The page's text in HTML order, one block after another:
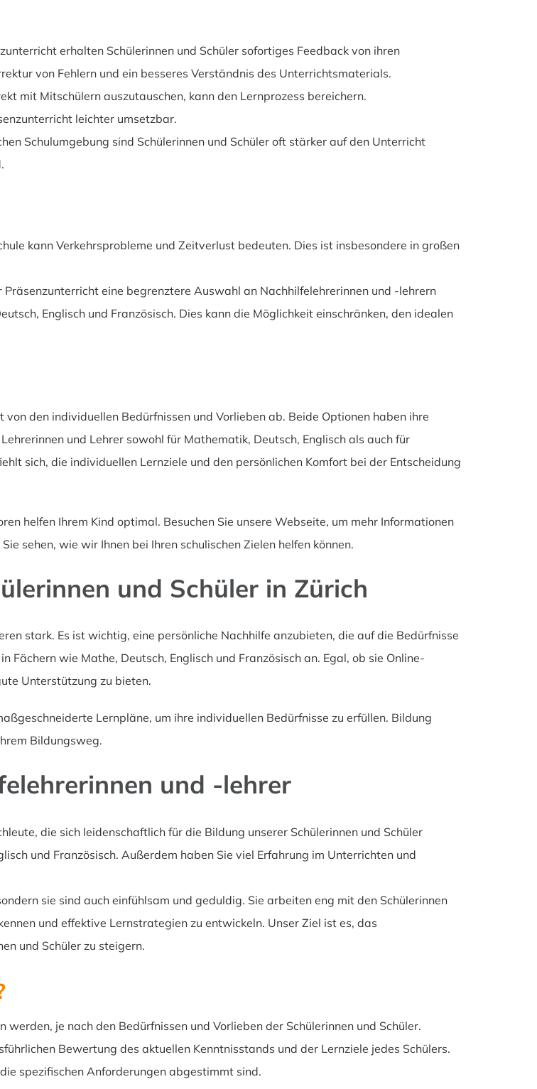
erhalten Schülerinnen und Schüler sofortiges Feedback von ihren
von Fehlern und ein besseres Verständnis des Unterrichtsmaterials.
mit Mitschülern auszutauschen, kann den Lernprozess bereichern.
leichter umsetzbar.
Schulumgebung sind Schülerinnen und Schüler oft stärker auf den Unterricht
kann Verkehrsprobleme und Zeitverlust bedeuten. Dies ist insbesondere in großen
Präsenzunterricht eine begrenztere Auswahl an Nachhilfelehrerinnen und -lehrern
Englisch und Französisch. Dies kann die Möglichkeit einschränken, den idealen
den individuellen Bedürfnissen und Vorlieben ab. Beide Optionen haben ihre
und Lehrer sowohl für Mathematik, Deutsch, Englisch als auch für
sich, die individuellen Lernziele und den persönlichen Komfort bei der Entscheidung
helfen Ihrem Kind optimal. Besuchen Sie unsere Webseite, um mehr Informationen
sehen, wie wir Ihnen bei Ihren schulischen Zielen helfen können.
und Schüler in Zürich
stark. Es ist wichtig, eine persönliche Nachhilfe anzubieten, die auf die Bedürfnisse
wie Mathe, Deutsch, Englisch und Französisch an. Egal, ob sie Online-
Unterstützung zu bieten.
Lernpläne, um ihre individuellen Bedürfnisse zu erfüllen. Bildung
Bildungsweg.
und -lehrer
die sich leidenschaftlich für die Bildung unserer Schülerinnen und Schüler
und Französisch. Außerdem haben Sie viel Erfahrung im Unterrichten und
sie sind auch einfühlsam und geduldig. Sie arbeiten eng mit den Schülerinnen
und effektive Lernstrategien zu entwickeln. Unser Ziel ist es, das
und Schüler zu steigern.
je nach den Bedürfnissen und Vorlieben der Schülerinnen und Schüler.
Bewertung des aktuellen Kenntnisstands und der Lernziele jedes Schülers.
spezifischen Anforderungen abgestimmt sind.